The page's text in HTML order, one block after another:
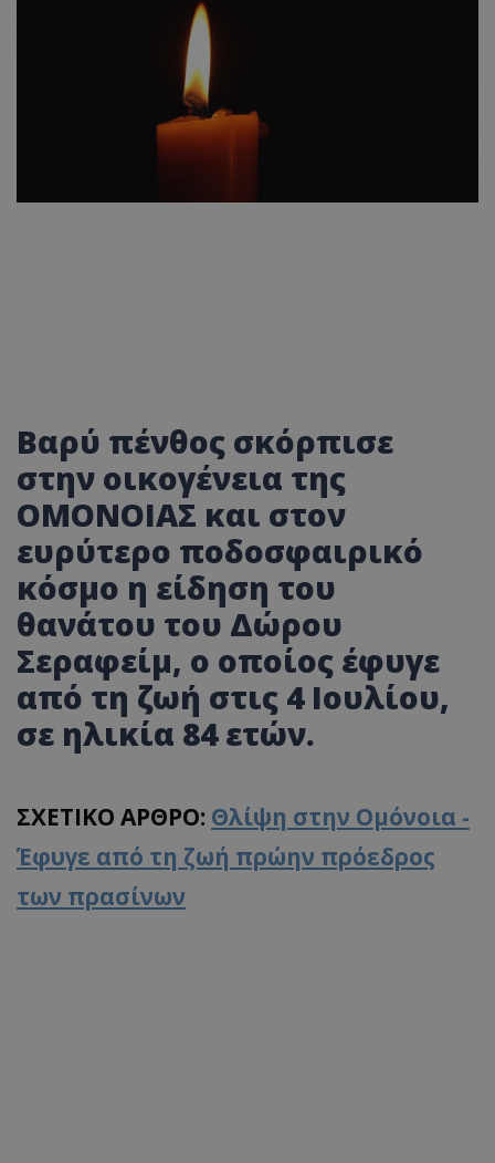
Βαρύ πένθος σκόρπισε
στην οικογένεια της
ΟΜΟΝΟΙΑΣ και στον
ευρύτερο ποδοσφαιρικό
κόσμο η είδηση του
θανάτου του Δώρου
Σεραφείμ, ο οποίος έφυγε
από τη ζωή στις 4 Ιουλίου,
σε ηλικία 84 ετών.
ΣΧΕΤΙΚΟ ΑΡΘΡΟ: Θλίψη στην Ομόνοια -
Έφυγε από τη ζωή πρώην πρόεδρος
των πρασίνων